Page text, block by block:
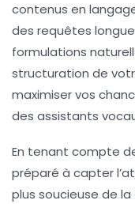
contenus en
des requêtes
formulations
structuration de
maximiser vos
des assistants
En tenant compte
préparé à capter
plus soucieuse de